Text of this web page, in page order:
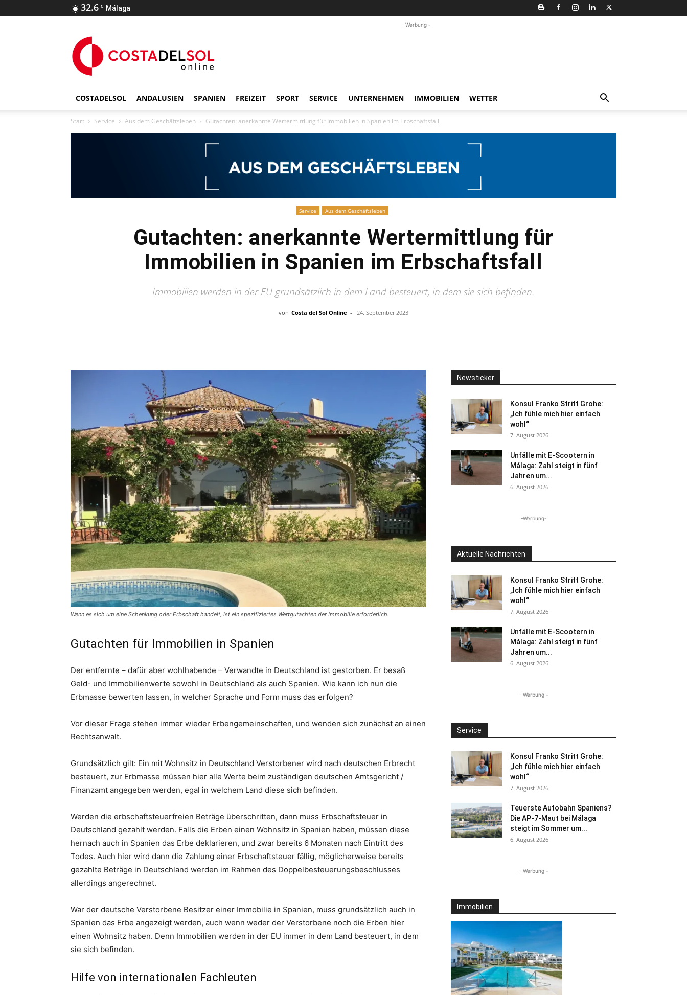
32.6 C Málaga
- Werbung -
COSTADELSOL ANDALUSIEN SPANIEN FREIZEIT SPORT SERVICE UNTERNEHMEN IMMOBILIEN WETTER
Start Service Aus dem Geschäftsleben Gutachten: anerkannte Wertermittlung für Immobilien in Spanien im Erbschaftsfall
Service Aus dem Geschäftsleben
Gutachten: anerkannte Wertermittlung für
Immobilien in Spanien im Erbschaftsfall
Immobilien werden in der EU grundsätzlich in dem Land besteuert, in dem sie sich befinden.
von Costa del Sol Online - 24. September 2023
Wenn es sich um eine Schenkung oder Erbschaft handelt, ist ein spezifiziertes Wertgutachten der Immobilie erforderlich.
Gutachten für Immobilien in Spanien
Der entfernte – dafür aber wohlhabende – Verwandte in Deutschland ist gestorben. Er besaß
Geld- und Immobilienwerte sowohl in Deutschland als auch Spanien. Wie kann ich nun die
Erbmasse bewerten lassen, in welcher Sprache und Form muss das erfolgen?
Vor dieser Frage stehen immer wieder Erbengemeinschaften, und wenden sich zunächst an einen
Rechtsanwalt.
Grundsätzlich gilt: Ein mit Wohnsitz in Deutschland Verstorbener wird nach deutschen Erbrecht
besteuert, zur Erbmasse müssen hier alle Werte beim zuständigen deutschen Amtsgericht /
Finanzamt angegeben werden, egal in welchem Land diese sich befinden.
Werden die erbschaftsteuerfreien Beträge überschritten, dann muss Erbschaftsteuer in
Deutschland gezahlt werden. Falls die Erben einen Wohnsitz in Spanien haben, müssen diese
hernach auch in Spanien das Erbe deklarieren, und zwar bereits 6 Monaten nach Eintritt des
Todes. Auch hier wird dann die Zahlung einer Erbschaftsteuer fällig, möglicherweise bereits
gezahlte Beträge in Deutschland werden im Rahmen des Doppelbesteuerungsbeschlusses
allerdings angerechnet.
War der deutsche Verstorbene Besitzer einer Immobilie in Spanien, muss grundsätzlich auch in
Spanien das Erbe angezeigt werden, auch wenn weder der Verstorbene noch die Erben hier
einen Wohnsitz haben. Denn Immobilien werden in der EU immer in dem Land besteuert, in dem
sie sich befinden.
Hilfe von internationalen Fachleuten
Newsticker
Konsul Franko Stritt Grohe:
„Ich fühle mich hier einfach
wohl“
7. August 2026
Unfälle mit E-Scootern in
Málaga: Zahl steigt in fünf
Jahren um...
6. August 2026
-Werbung-
Aktuelle Nachrichten
Konsul Franko Stritt Grohe:
„Ich fühle mich hier einfach
wohl“
7. August 2026
Unfälle mit E-Scootern in
Málaga: Zahl steigt in fünf
Jahren um...
6. August 2026
- Werbung -
Service
Konsul Franko Stritt Grohe:
„Ich fühle mich hier einfach
wohl“
7. August 2026
Teuerste Autobahn Spaniens?
Die AP-7-Maut bei Málaga
steigt im Sommer um...
6. August 2026
- Werbung -
Immobilien